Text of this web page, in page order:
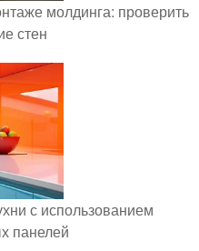
молдинга: проверить
стен
с использованием
панелей